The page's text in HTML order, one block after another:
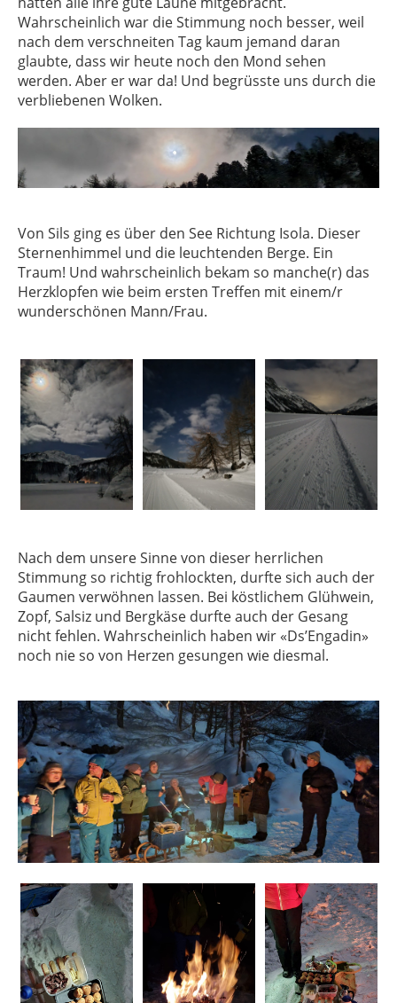
Wahrscheinlich war die Stimmung noch besser, weil
nach dem verschneiten Tag kaum jemand daran
glaubte, dass wir heute noch den Mond sehen
werden. Aber er war da! Und begrüsste uns durch die
verbliebenen Wolken.
Von Sils ging es über den See Richtung Isola. Dieser
Sternenhimmel und die leuchtenden Berge. Ein
Traum! Und wahrscheinlich bekam so manche(r) das
Herzklopfen wie beim ersten Treffen mit einem/r
wunderschönen Mann/Frau.
Nach dem unsere Sinne von dieser herrlichen
Stimmung so richtig frohlockten, durfte sich auch der
Gaumen verwöhnen lassen. Bei köstlichem Glühwein,
Zopf, Salsiz und Bergkäse durfte auch der Gesang
nicht fehlen. Wahrscheinlich haben wir «Ds’Engadin»
noch nie so von Herzen gesungen wie diesmal.